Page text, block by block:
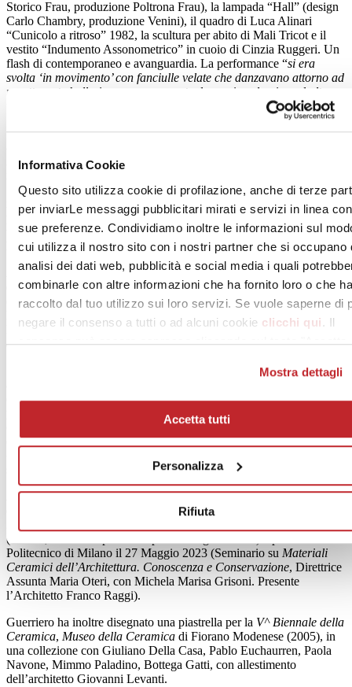
Informativa Cookie
Questo sito utilizza cookie di profilazione, anche di terze
per inviarLe messaggi pubblicitari mirati e servizi in linea
sue preferenze. Condividiamo inoltre le informazioni sul
cui utilizza il nostro sito con i nostri partner che si occupano
analisi dei dati web, pubblicità e social media i quali
combinarle con altre informazioni che ha fornito loro o che
raccolto dal tuo utilizzo sui loro servizi. Se vuole saperne di
negare il consenso a tutti o ad alcuni cookie clicchi qui . Il
consenso può essere espresso cliccando sul tasto "Accetta
Mostra dettagli
Accetta tutti
Personalizza
Rifiuta
Storico Frau, produzione Poltrona Frau), la lampada “Hall” (design
Carlo Chambry, produzione Venini), il quadro di Luca Alinari
“Cunicolo a ritroso” 1982, la scultura per abito di Mali Tricot e il
vestito “Indumento Assonometrico” in cuoio di Cinzia Ruggeri. Un
flash di contemporaneo e avanguardia. La performance “si era
svolta ‘in movimento’ con fanciulle velate che danzavano attorno ad
un attraente ballerino, accompagnate da musica classica ad alto
dalla testimonianza di Mariangela Bonicalzi.
Su idea di chi scrive (allora designer per Bonicalzi/Kerstone) questo
Assopiastrelle (poi Confindustria Ceramica) creato a Sassuolo (MO)
Sansoni; e in parte donato al Museo Internazionale delle Ceramiche
in Faenza, dove la collezione di piastrelle contemporanee era sempre
più ampia, significativa e unica. Porzioni di quell’allestimento sono
tuttora visibili in entrambi i musei e l’opera è catalogata presso
l’Istituto dei Beni Culturali Emilia Romagna(PatER).
Alchimia ha ideato oggetti, vasi in terraglia bianca marcati, esposti in
eventi milanesi e fieristici e realizzato altri interventi in ambito
ceramico a Faenza. Tra questi, l’iniziativaLa Stanza Infelice(P.C.
Bontempi, A. Guerriero), allestita presso la Sala Consigliare del
Municipio nel gennaio 1984 durante il ConvegnoAspetti progettuali
e stilistici dei decori per piastrelle.
Sempre di Alchimia furono i due workshop di Alessandro Guerriero
(2000), con grande coinvolgimento di studentesse, studenti e
professori. Da essi scaturirono numerosi elaborati, inventariati e
conservati nel MISA, Museo permanente dell’Istituto faentino
(2008). Come pure è di Alchimia il progetto decorativo del premio
scultore e designer Alfonso Leoni della Villeroy & Boch.
Alessandro Guerriero (Compasso d’Oro1982) ha parlato in
dettaglio delle origini degli stilemi di Alchimia in ABA di Brera nel
(Arcore, esiste una probabile parziale registrazione) e presenziato al
Politecnico di Milano il 27 Maggio 2023 (Seminario su Materiali
Ceramici dell’Architettura. Conoscenza e Conservazione, Direttrice
Assunta Maria Oteri, con Michela Marisa Grisoni. Presente
l’Architetto Franco Raggi).
Guerriero ha inoltre disegnato una piastrella per la V^ Biennale della
Ceramica, Museo della Ceramica di Fiorano Modenese (2005), in
una collezione con Giuliano Della Casa, Pablo Euchaurren, Paola
Navone, Mimmo Paladino, Bottega Gatti, con allestimento
dell’architetto Giovanni Levanti.